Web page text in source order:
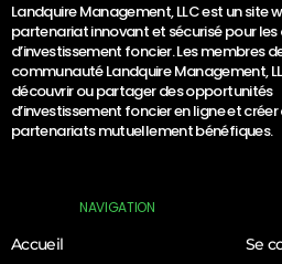
Landquire Management, LLC est un site
partenariat innovant et sécurisé pour
d’investissement foncier. Les membres
communauté Landquire Management,
découvrir ou partager des opportunités
d’investissement foncier en ligne et créer
partenariats mutuellement bénéfiques.
NAVIGATION
Accueil
Se